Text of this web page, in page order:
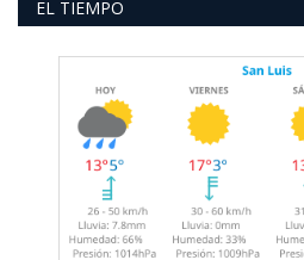
EL TIEMPO